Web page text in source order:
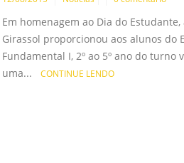
Em homenagem ao Dia do Estudante,
Girassol proporcionou aos alunos do
Fundamental I, 2º ao 5º ano do turno
uma... CONTINUE LENDO